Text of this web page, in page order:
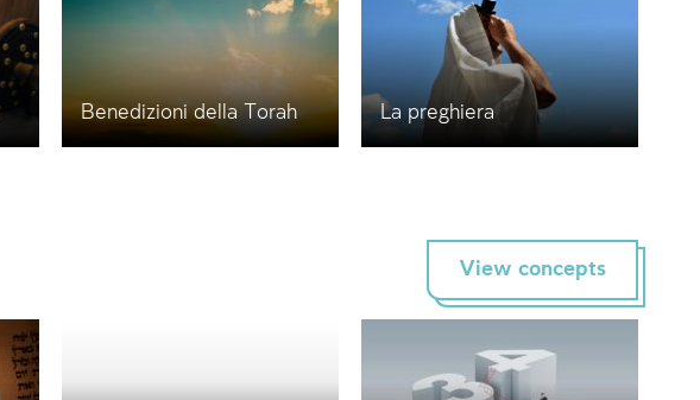
Benedizioni della Torah La preghiera
View concepts